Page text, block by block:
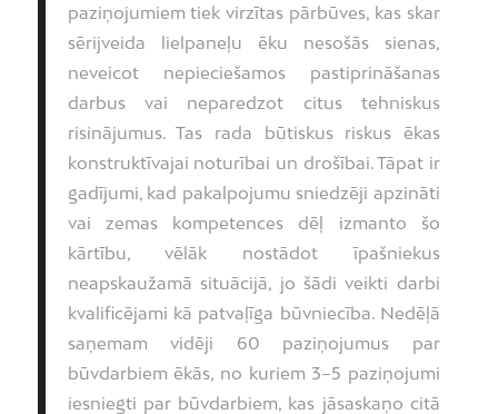
paziņojumiem tiek virzītas pārbūves, kas skar
sērijveida lielpaneļu ēku nesošās sienas,
neveicot nepieciešamos pastiprināšanas
darbus vai neparedzot citus tehniskus
risinājumus. Tas rada būtiskus riskus ēkas
konstruktīvajai noturībai un drošībai. Tāpat ir
gadījumi, kad pakalpojumu sniedzēji apzināti
vai zemas kompetences dēļ izmanto šo
kārtību, vēlāk nostādot īpašniekus
neapskaužamā situācijā, jo šādi veikti darbi
kvalificējami kā patvaļīga būvniecība. Nedēļā
saņemam vidēji 60 paziņojumus par
būvdarbiem ēkās, no kuriem 3–5 paziņojumi
iesniegti par būvdarbiem, kas jāsaskaņo citā